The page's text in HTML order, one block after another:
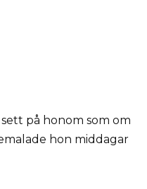
på honom som om
hon middagar